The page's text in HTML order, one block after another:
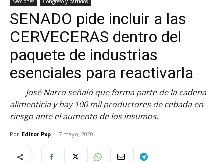
Secciones Congreso y partidos
SENADO pide incluir a las
CERVECERAS dentro del
paquete de industrias
esenciales para reactivarla
José Narro señaló que forma parte de la cadena
alimenticia y hay 100 mil productores de cebada en
riesgo ante el aumento de los insumos.
Por Editor Pxp - 7 mayo, 2020